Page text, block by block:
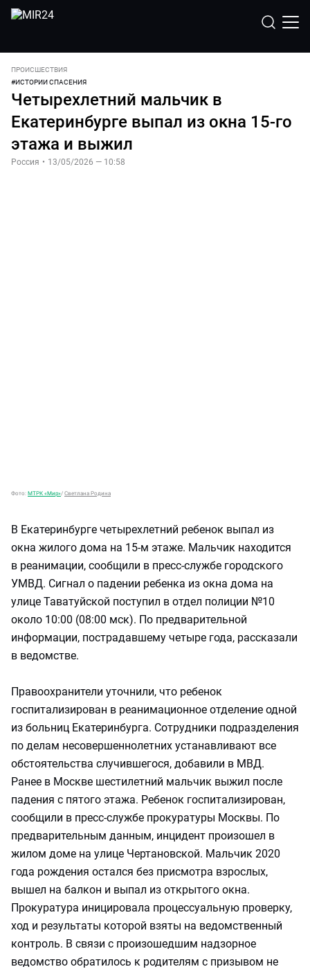
ПРОИСШЕСТВИЯ
#ИСТОРИИ СПАСЕНИЯ
Четырехлетний мальчик в
Екатеринбурге выпал из окна 15-го
этажа и выжил
Россия • 13/05/2026 — 10:58
Фото: МТРК «Мир»/ Светлана Родина
В Екатеринбурге четырехлетний ребенок выпал из
окна жилого дома на 15-м этаже. Мальчик находится
в реанимации, сообщили в пресс-службе городского
УМВД. Сигнал о падении ребенка из окна дома на
улице Таватуйской поступил в отдел полиции №10
около 10:00 (08:00 мск). По предварительной
информации, пострадавшему четыре года, рассказали
в ведомстве.
Правоохранители уточнили, что ребенок
госпитализирован в реанимационное отделение одной
из больниц Екатеринбурга. Сотрудники подразделения
по делам несовершеннолетних устанавливают все
обстоятельства случившегося, добавили в МВД.
Ранее в Москве шестилетний мальчик выжил после
падения с пятого этажа. Ребенок госпитализирован,
сообщили в пресс-службе прокуратуры Москвы. По
предварительным данным, инцидент произошел в
жилом доме на улице Чертановской. Мальчик 2020
года рождения остался без присмотра взрослых,
вышел на балкон и выпал из открытого окна.
Прокуратура иницировала процессуальную проверку,
ход и результаты которой взяты на ведомственный
контроль. В связи с произошедшим надзорное
ведомство обратилось к родителям с призывом не